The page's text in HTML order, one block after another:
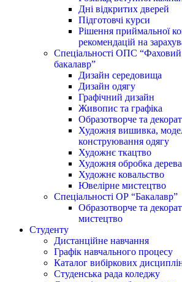
Дні відкритих дверей
Підготовчі курси
Рішення приймальної
рекомендацій на
Спеціальності ОПС
бакалавр”
Дизайн середовища
Дизайн одягу
Графічний дизайн
Живопис та графіка
Образотворче та
Художня вишивка,
конструювання одягу
Художнє ткацтво
Художня обробка дерева
Художнє ковальство
Ювелірне мистецтво
Спеціальності ОР “Бакалавр”
Образотворче та
мистецтво
Студенту
Дистанційне навчання
Графік навчального процесу
Каталог вибіркових
Студенська рада коледжу